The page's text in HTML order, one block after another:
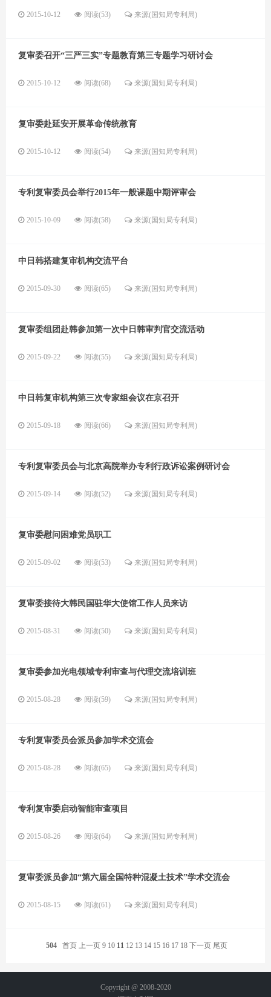
2015-10-12 阅读(53) 来源(国知局专利局)
复审委召开“三严三实”专题教育第三专题学习研讨会
2015-10-12 阅读(68) 来源(国知局专利局)
复审委赴延安开展革命传统教育
2015-10-12 阅读(54) 来源(国知局专利局)
专利复审委员会举行2015年一般课题中期评审会
2015-10-09 阅读(58) 来源(国知局专利局)
中日韩搭建复审机构交流平台
2015-09-30 阅读(65) 来源(国知局专利局)
复审委组团赴韩参加第一次中日韩审判官交流活动
2015-09-22 阅读(55) 来源(国知局专利局)
中日韩复审机构第三次专家组会议在京召开
2015-09-18 阅读(66) 来源(国知局专利局)
专利复审委员会与北京高院举办专利行政诉讼案例研讨会
2015-09-14 阅读(52) 来源(国知局专利局)
复审委慰问困难党员职工
2015-09-02 阅读(53) 来源(国知局专利局)
复审委接待大韩民国驻华大使馆工作人员来访
2015-08-31 阅读(50) 来源(国知局专利局)
复审委参加光电领域专利审查与代理交流培训班
2015-08-28 阅读(59) 来源(国知局专利局)
专利复审委员会派员参加学术交流会
2015-08-28 阅读(65) 来源(国知局专利局)
专利复审委启动智能审查项目
2015-08-26 阅读(64) 来源(国知局专利局)
复审委派员参加“第六届全国特种混凝土技术”学术交流会
2015-08-15 阅读(61) 来源(国知局专利局)
504 首页 上一页 9 10 11 12 13 14 15 16 17 18 下一页 尾页
Copyright @ 2008-2020